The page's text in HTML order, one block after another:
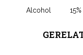
Alcohol
15%